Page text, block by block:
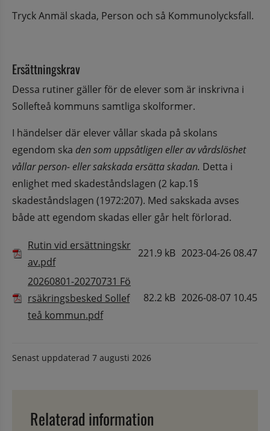
Tryck Anmäl skada, Person och så Kommunolycksfall.
Ersättningskrav
Dessa rutiner gäller för de elever som är inskrivna i
Sollefteå kommuns samtliga skolformer.
I händelser där elever vållar skada på skolans
egendom ska den som uppsåtligen eller av vårdslöshet
vållar person- eller sakskada ersätta skadan. Detta i
enlighet med skadeståndslagen (2 kap.1§
skadeståndslagen (1972:207). Med sakskada avses
både att egendom skadas eller går helt förlorad.
Filer tillgängliga för nedladdning
Ikon som illustrerar filtyp
Rutin vid ersättningskr
av.pdfPdf, 221.9 kB.
221.9 kB 2023-04-26 08.47
20260801-20270731 Fö
rsäkringsbesked Sollef
teå kommun.pdfPdf, 82.2 kB.
82.2 kB 2026-08-07 10.45
Senast uppdaterad 7 augusti 2026
Relaterad information